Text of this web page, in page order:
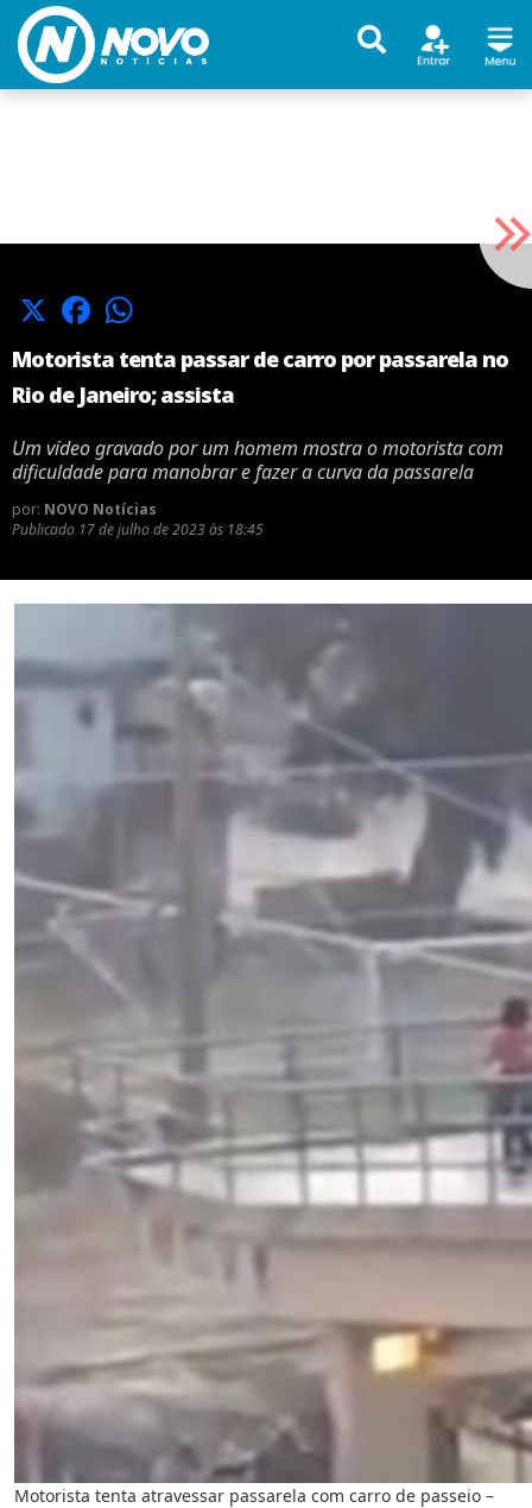
X Facebook
Motorista tenta passar de carro por passarela no
Rio de Janeiro; assista
Um vídeo gravado por um homem mostra o motorista com
dificuldade para manobrar e fazer a curva da passarela
por: NOVO Notícias
Publicado 17 de julho de 2023 às 18:45
Motorista tenta atravessar passarela com carro de passeio –